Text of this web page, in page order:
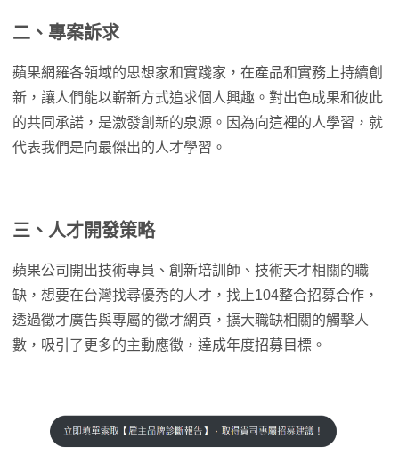
二、專案訴求
蘋果網羅各領域的思想家和實踐家，在產品和實務上持續創
新，讓人們能以嶄新方式追求個人興趣。對出色成果和彼此
的共同承諾，是激發創新的泉源。因為向這裡的人學習，就
代表我們是向最傑出的人才學習。
三、人才開發策略
蘋果公司開出技術專員、創新培訓師、技術天才相關的職
缺，想要在台灣找尋優秀的人才，找上104整合招募合作，
透過徵才廣告與專屬的徵才網頁，擴大職缺相關的觸擊人
數，吸引了更多的主動應徵，達成年度招募目標。